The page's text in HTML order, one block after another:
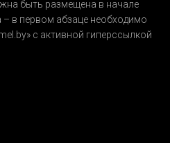
быть размещена в начале
– в первом абзаце необходимо
с активной гиперссылкой